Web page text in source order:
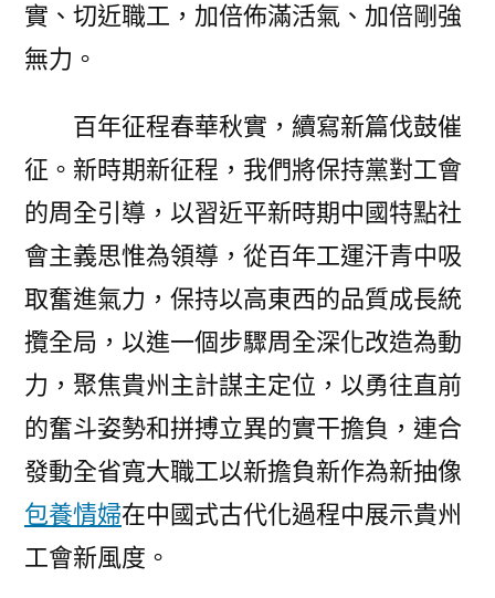
實、切近職工，加倍佈滿活氣、加倍剛強
無力。
百年征程春華秋實，續寫新篇伐鼓催
征。新時期新征程，我們將保持黨對工會
的周全引導，以習近平新時期中國特點社
會主義思惟為領導，從百年工運汗青中吸
取奮進氣力，保持以高東西的品質成長統
攬全局，以進一個步驟周全深化改造為動
力，聚焦貴州主計謀主定位，以勇往直前
的奮斗姿勢和拼搏立異的實干擔負，連合
發動全省寬大職工以新擔負新作為新抽像
包養情婦在中國式古代化過程中展示貴州
工會新風度。